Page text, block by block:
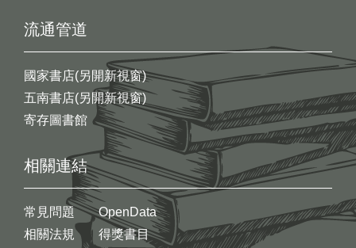
流通管道
國家書店(另開新視窗)
五南書店(另開新視窗)
寄存圖書館
相關連結
常見問題
相關法規
OpenData
得獎書目